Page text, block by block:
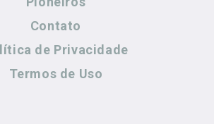
Contato
de Privacidade
Termos de Uso